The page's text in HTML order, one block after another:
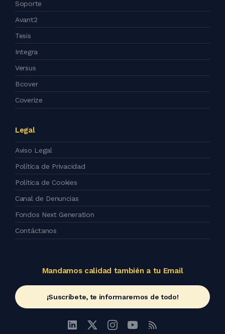
Soporte
Avant2
Tesis
Integra
Versus
Bcover
Coverize
Legal
Aviso Legal
Política de Privacidad
Política de Cookies
Canal de Denuncias
Fondos Next Generation
Contáctanos
Mandamos calidad también a tu Email
¡Suscríbete, te informaremos de todo!